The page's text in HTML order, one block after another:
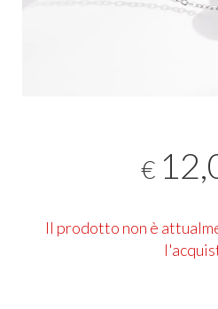
€
Il prodotto non è